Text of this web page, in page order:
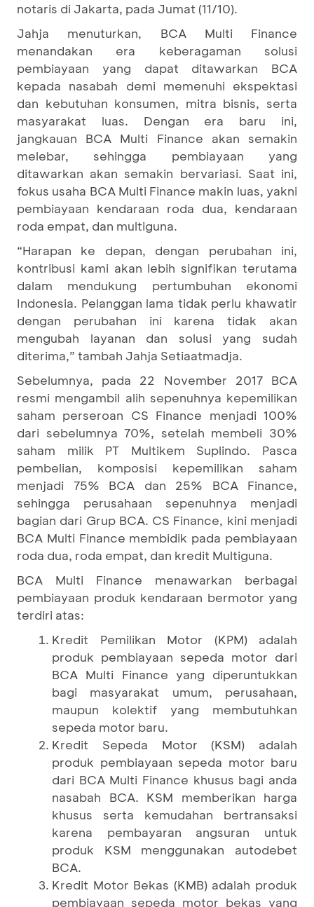
notaris di Jakarta, pada Jumat (11/10).
Jahja menuturkan, BCA Multi Finance
menandakan era keberagaman solusi
pembiayaan yang dapat ditawarkan BCA
kepada nasabah demi memenuhi ekspektasi
dan kebutuhan konsumen, mitra bisnis, serta
masyarakat luas. Dengan era baru ini,
jangkauan BCA Multi Finance akan semakin
melebar, sehingga pembiayaan yang
ditawarkan akan semakin bervariasi. Saat ini,
fokus usaha BCA Multi Finance makin luas, yakni
pembiayaan kendaraan roda dua, kendaraan
roda empat, dan multiguna.
“Harapan ke depan, dengan perubahan ini,
kontribusi kami akan lebih signifikan terutama
dalam mendukung pertumbuhan ekonomi
Indonesia. Pelanggan lama tidak perlu khawatir
dengan perubahan ini karena tidak akan
mengubah layanan dan solusi yang sudah
diterima,” tambah Jahja Setiaatmadja.
Sebelumnya, pada 22 November 2017 BCA
resmi mengambil alih sepenuhnya kepemilikan
saham perseroan CS Finance menjadi 100%
dari sebelumnya 70%, setelah membeli 30%
saham milik PT Multikem Suplindo. Pasca
pembelian, komposisi kepemilikan saham
menjadi 75% BCA dan 25% BCA Finance,
sehingga perusahaan sepenuhnya menjadi
bagian dari Grup BCA. CS Finance, kini menjadi
BCA Multi Finance membidik pada pembiayaan
roda dua, roda empat, dan kredit Multiguna.
BCA Multi Finance menawarkan berbagai
pembiayaan produk kendaraan bermotor yang
terdiri atas:
Kredit Pemilikan Motor (KPM) adalah
produk pembiayaan sepeda motor dari
BCA Multi Finance yang diperuntukkan
bagi masyarakat umum, perusahaan,
maupun kolektif yang membutuhkan
sepeda motor baru.
Kredit Sepeda Motor (KSM) adalah
produk pembiayaan sepeda motor baru
dari BCA Multi Finance khusus bagi anda
nasabah BCA. KSM memberikan harga
khusus serta kemudahan bertransaksi
karena pembayaran angsuran untuk
produk KSM menggunakan autodebet
BCA.
Kredit Motor Bekas (KMB) adalah produk
pembiayaan sepeda motor bekas yang